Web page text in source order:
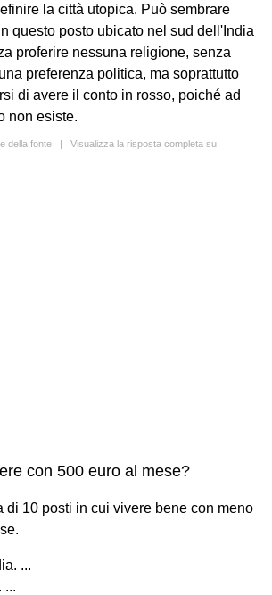
la città utopica. Può sembrare
questo posto ubicato nel sud dell'India
proferire nessuna religione, senza
preferenza politica, ma soprattutto
di avere il conto in rosso, poiché ad
non esiste.
della fonte | Visualizza la risposta completa su
con 500 euro al mese?
di 10 posti in cui vivere bene con meno
...
...